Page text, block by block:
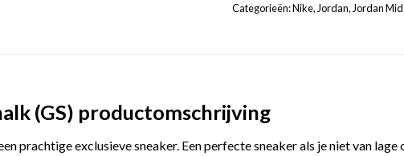
Categorieën:Nike, Jordan, Jordan Mid
(GS) productomschrijving
prachtige exclusieve sneaker. Een perfecte sneaker als je niet van lage